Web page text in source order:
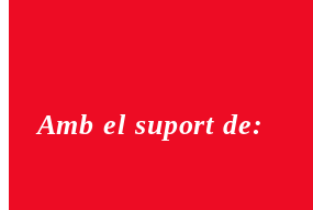
Amb el suport de: